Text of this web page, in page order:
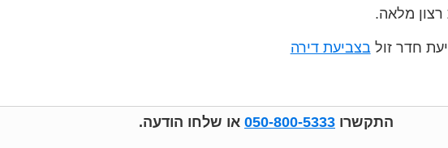
רצון מלאה.
חדר זול בצביעת דירה
התקשרו 050-800-5333 או שלחו הודעה.